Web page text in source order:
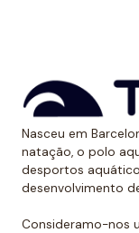
muito tempo
Uso
polo
Da Turbo
polo aquático ou
perfeitamente no
Nasceu em
natação, o polo
desportos
desenvolvimento
Consideramo-nos